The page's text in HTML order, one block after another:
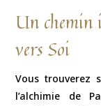
Un
vers Soi
Vous trouverez
l’alchimie de